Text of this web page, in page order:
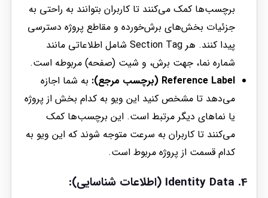
برچسب‌ها کمک می‌کنند تا کاربران بتوانند به راحتی به
جزئیات بخش‌های برش‌خورده و مقاطع پروژه دسترسی
پیدا کنند. هر Section Tag شامل اطلاعاتی مانند
شماره نما، جهت برش، و شیت (صفحه) مربوطه است.
Reference Label (برچسب مرجع):
به شما اجازه
می‌دهد تا مشخص کنید این ویو به کدام بخش از پروژه
یا نماهای دیگر مرتبط است. این برچسب‌ها کمک
می‌کنند تا کاربران به سرعت متوجه شوند که این ویو به
کدام قسمت از پروژه مربوط است.
4. Identity Data (اطلاعات شناسایی):